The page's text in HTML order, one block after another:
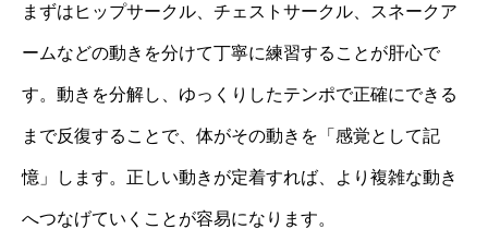
まずはヒップサークル、チェストサークル、スネークア
ームなどの動きを分けて丁寧に練習することが肝心で
す。動きを分解し、ゆっくりしたテンポで正確にできる
まで反復することで、体がその動きを「感覚として記
憶」します。正しい動きが定着すれば、より複雑な動き
へつなげていくことが容易になります。